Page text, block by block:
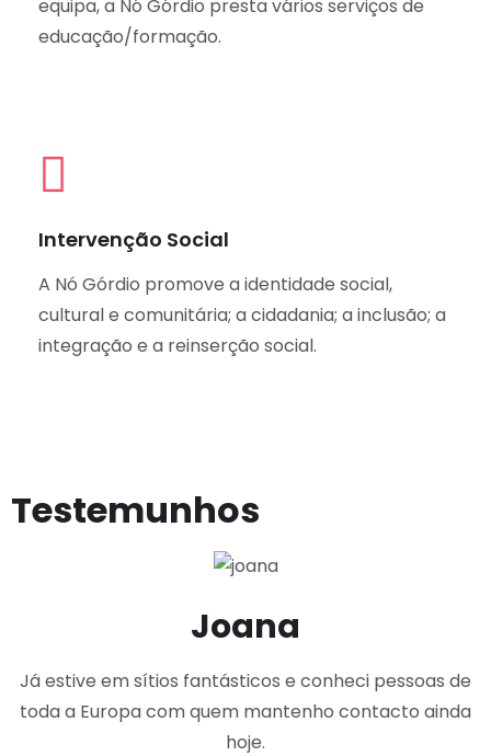
equipa, a Nó Górdio presta vários serviços de
educação/formação.
Intervenção Social
A Nó Górdio promove a identidade social,
cultural e comunitária; a cidadania; a inclusão; a
integração e a reinserção social.
Testemunhos
Joana
Já estive em sítios fantásticos e conheci pessoas de
toda a Europa com quem mantenho contacto ainda
hoje.